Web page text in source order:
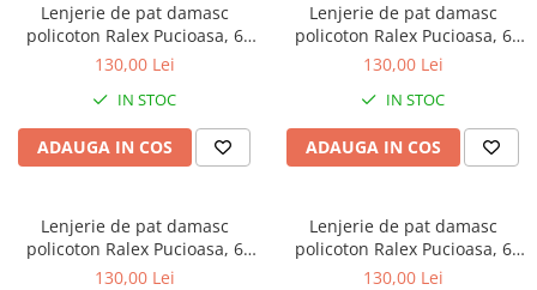
Lenjerie de pat damasc
policoton Ralex Pucioasa, 6
piese, cearceaf cu elastic,
dungi discrete
130,00 Lei
IN STOC
ADAUGA IN COS
Lenjerie de pat damasc
policoton Ralex Pucioasa, 6
piese, cearceaf cu elastic,
discrete
130,00 Lei
IN STOC
ADAUGA IN COS
Lenjerie de pat damasc
policoton Ralex Pucioasa, 6
piese, cearceaf cu elastic,
130,00 Lei
Lenjerie de pat damasc
policoton Ralex Pucioasa, 6
piese, cearceaf cu elastic,
130,00 Lei